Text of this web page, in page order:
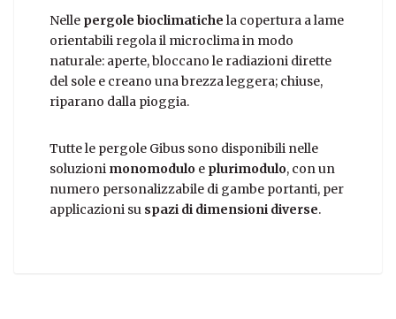
Nelle pergole bioclimatiche la copertura a lame
orientabili regola il microclima in modo
naturale: aperte, bloccano le radiazioni dirette
del sole e creano una brezza leggera; chiuse,
riparano dalla pioggia.
Tutte le pergole Gibus sono disponibili nelle
soluzioni monomodulo e plurimodulo, con un
numero personalizzabile di gambe portanti, per
applicazioni su spazi di dimensioni diverse.